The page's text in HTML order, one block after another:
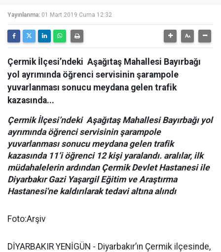
Yayınlanma: 01 Mart 2019 Cuma 12:32
Çermik İlçesi’ndeki Aşağıtaş Mahallesi Bayırbağı
yol ayrımında öğrenci servisinin şarampole
yuvarlanması sonucu meydana gelen trafik
kazasında...
Çermik İlçesi’ndeki Aşağıtaş Mahallesi Bayırbağı yol
ayrımında öğrenci servisinin şarampole
yuvarlanması sonucu meydana gelen trafik
kazasında 11’i öğrenci 12 kişi yaralandı. aralılar, ilk
müdahalelerin ardından Çermik Devlet Hastanesi ile
Diyarbakır Gazi Yaşargil Eğitim ve Araştırma
Hastanesi'ne kaldırılarak tedavi altına alındı
Foto:Arşiv
DİYARBAKIR YENİGÜN - Diyarbakır’ın Çermik ilçesinde,